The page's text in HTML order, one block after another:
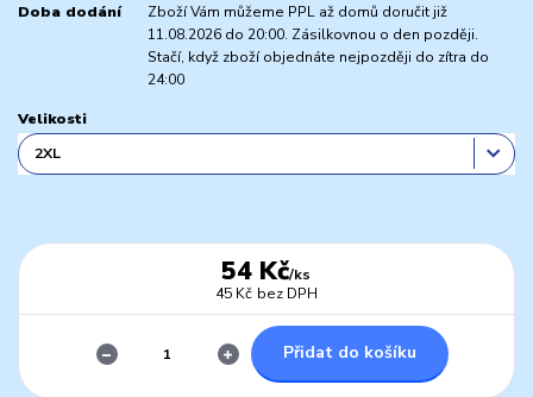
Doba dodání
Zboží Vám můžeme PPL až domů doručit již
11.08.2026 do 20:00. Zásilkovnou o den později.
Stačí, když zboží objednáte nejpozději do zítra do
24:00
Velikosti
54 Kč/ks
45 Kč bez DPH
Přidat do košíku